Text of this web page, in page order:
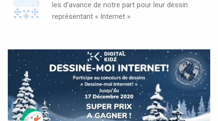
les d’avance de notre part pour leur dessin
représentant « Internet »